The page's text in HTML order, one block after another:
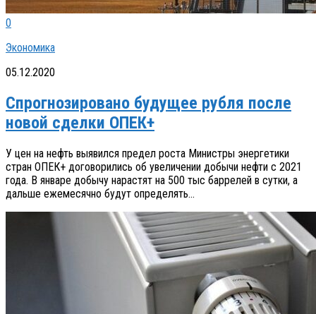
0
Экономика
05.12.2020
Спрогнозировано будущее рубля после
новой сделки ОПЕК+
У цен на нефть выявился предел роста Министры энергетики
стран ОПЕК+ договорились об увеличении добычи нефти с 2021
года. В январе добычу нарастят на 500 тыс баррелей в сутки, а
дальше ежемесячно будут определять...